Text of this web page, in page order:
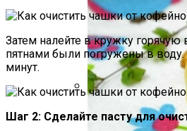
Какие Растения
Любви И
Затем налейте в кружку горячую
пятнами были погружены в воду.
минут.
Шаг 2: Сделайте пасту для